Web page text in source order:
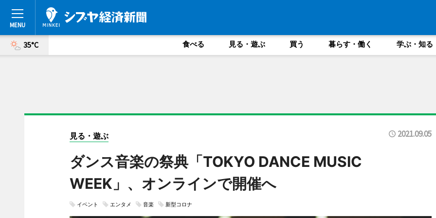
35°C 食べる 見る・遊ぶ 買う 暮らす・働く 学ぶ・知る
見る・遊ぶ 2021.09.05
ダンス音楽の祭典「TOKYO DANCE MUSIC
WEEK」、オンラインで開催へ
イベント エンタメ 音楽 新型コロナ